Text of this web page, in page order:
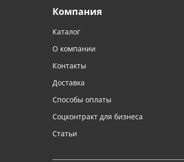
Компания
Каталог
О компании
Контакты
Доставка
Способы оплаты
Соцконтракт для бизнеса
Статьи